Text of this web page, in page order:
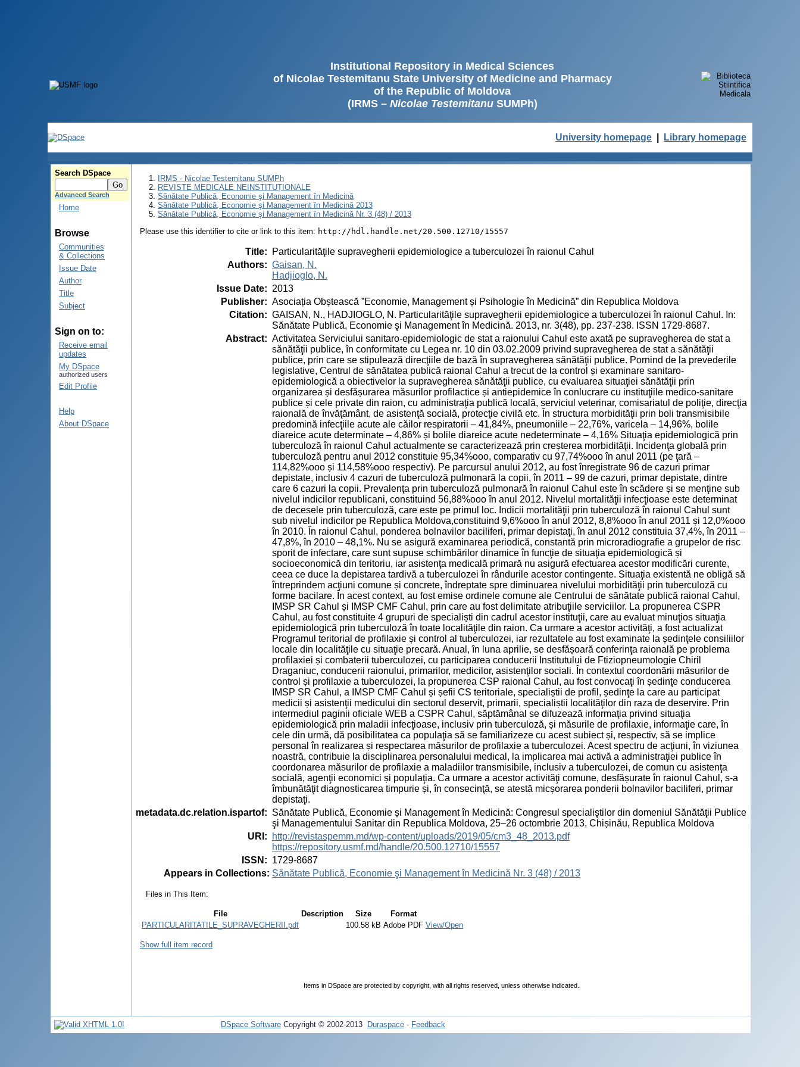
Institutional Repository in Medical Sciences
of Nicolae Testemitanu State University of Medicine and Pharmacy
of the Republic of Moldova
(IRMS – Nicolae TestemitanuSUMPh)
University homepage Library homepage
Search DSpace
Advanced Search
Home
Browse
Communities
& Collections
Issue Date
Author
Title
Subject
Sign on to:
Receive email
updates
My DSpace
authorized users
Edit Profile
Help
About DSpace
IRMS - Nicolae Testemitanu SUMPh
REVISTE MEDICALE NEINSTITUȚIONALE
Sănătate Publică, Economie şi Management în Medicină
Sănătate Publică, Economie şi Management în Medicină 2013
Sănătate Publică, Economie şi Management în Medicină Nr. 3 (48) / 2013
Please use this identifier to cite or link to this item: http://hdl.handle.net/20.500.12710/15557
Title:
Particularităţile supravegherii epidemiologice a tuberculozei în raionul Cahul
Authors: Gaisan, N.
Hadjioglo, N.
Issue Date: 2013
Publisher: Asociația Obștească ”Economie, Management și Psihologie în Medicină” din Republica Moldova
Citation: GAISAN, N., HADJIOGLO, N. Particularităţile supravegherii epidemiologice a tuberculozei în raionul Cahul. In:
Sănătate Publică, Economie şi Management în Medicină. 2013, nr. 3(48), pp. 237-238. ISSN 1729-8687.
Abstract: Activitatea Serviciului sanitaro-epidemiologic de stat a raionului Cahul este axată pe supravegherea de stat a
sănătăţii publice, în conformitate cu Legea nr. 10 din 03.02.2009 privind supravegherea de stat a sănătăţii
publice, prin care se stipulează direcţiile de bază în supravegherea sănătăţii publice. Pornind de la prevederile
legislative, Centrul de sănătatea publică raional Cahul a trecut de la control și examinare sanitaro-
epidemiologică a obiectivelor la supravegherea sănătăţii publice, cu evaluarea situaţiei sănătăţii prin
organizarea și desfășurarea măsurilor profilactice și antiepidemice în conlucrare cu instituţiile medico-sanitare
publice și cele private din raion, cu administraţia publică locală, serviciul veterinar, comisariatul de poliţie, direcţia
raională de învăţământ, de asistenţă socială, protecţie civilă etc. În structura morbidităţii prin boli transmisibile
predomină infecţiile acute ale căilor respiratorii – 41,84%, pneumoniile – 22,76%, varicela – 14,96%, bolile
diareice acute determinate – 4,86% și bolile diareice acute nedeterminate – 4,16% Situaţia epidemiologică prin
tuberculoză în raionul Cahul actualmente se caracterizează prin creșterea morbidităţii. Incidenţa globală prin
tuberculoză pentru anul 2012 constituie 95,34%ooo, comparativ cu 97,74%ooo în anul 2011 (pe ţară –
114,82%ooo și 114,58%ooo respectiv). Pe parcursul anului 2012, au fost înregistrate 96 de cazuri primar
depistate, inclusiv 4 cazuri de tuberculoză pulmonară la copii, în 2011 – 99 de cazuri, primar depistate, dintre
care 6 cazuri la copii. Prevalenţa prin tuberculoză pulmonară în raionul Cahul este în scădere și se menţine sub
nivelul indicilor republicani, constituind 56,88%ooo în anul 2012. Nivelul mortalităţii infecţioase este determinat
de decesele prin tuberculoză, care este pe primul loc. Indicii mortalităţii prin tuberculoză în raionul Cahul sunt
sub nivelul indicilor pe Republica Moldova,constituind 9,6%ooo în anul 2012, 8,8%ooo în anul 2011 și 12,0%ooo
în 2010. În raionul Cahul, ponderea bolnavilor baciliferi, primar depistaţi, în anul 2012 constituia 37,4%, în 2011 –
47,8%, în 2010 – 48,1%. Nu se asigură examinarea periodică, constantă prin microradiografie a grupelor de risc
sporit de infectare, care sunt supuse schimbărilor dinamice în funcţie de situaţia epidemiologică și
socioeconomică din teritoriu, iar asistenţa medicală primară nu asigură efectuarea acestor modificări curente,
ceea ce duce la depistarea tardivă a tuberculozei în rândurile acestor contingente. Situaţia existentă ne obligă să
întreprindem acţiuni comune și concrete, îndreptate spre diminuarea nivelului morbidităţii prin tuberculoză cu
forme bacilare. În acest context, au fost emise ordinele comune ale Centrului de sănătate publică raional Cahul,
IMSP SR Cahul și IMSP CMF Cahul, prin care au fost delimitate atribuţiile serviciilor. La propunerea CSPR
Cahul, au fost constituite 4 grupuri de specialiști din cadrul acestor instituţii, care au evaluat minuţios situaţia
epidemiologică prin tuberculoză în toate localităţile din raion. Ca urmare a acestor activităţi, a fost actualizat
Programul teritorial de profilaxie și control al tuberculozei, iar rezultatele au fost examinate la ședinţele consiliilor
locale din localităţile cu situaţie precară. Anual, în luna aprilie, se desfășoară conferinţa raională pe problema
profilaxiei și combaterii tuberculozei, cu participarea conducerii Institutului de Ftiziopneumologie Chiril
Draganiuc, conducerii raionului, primarilor, medicilor, asistenţilor sociali. În contextul coordonării măsurilor de
control și profilaxie a tuberculozei, la propunerea CSP raional Cahul, au fost convocaţi în ședinţe conducerea
IMSP SR Cahul, a IMSP CMF Cahul și șefii CS teritoriale, specialiștii de profil, ședinţe la care au participat
medicii și asistenţii medicului din sectorul deservit, primarii, specialiștii localităţilor din raza de deservire. Prin
intermediul paginii oficiale WEB a CSPR Cahul, săptămânal se difuzează informaţia privind situaţia
epidemiologică prin maladii infecţioase, inclusiv prin tuberculoză, și măsurile de profilaxie, informaţie care, în
cele din urmă, dă posibilitatea ca populaţia să se familiarizeze cu acest subiect și, respectiv, să se implice
personal în realizarea și respectarea măsurilor de profilaxie a tuberculozei. Acest spectru de acţiuni, în viziunea
noastră, contribuie la disciplinarea personalului medical, la implicarea mai activă a administraţiei publice în
coordonarea măsurilor de profilaxie a maladiilor transmisibile, inclusiv a tuberculozei, de comun cu asistenţa
socială, agenţii economici și populaţia. Ca urmare a acestor activităţi comune, desfășurate în raionul Cahul, s-a
îmbunătăţit diagnosticarea timpurie și, în consecinţă, se atestă micșorarea ponderii bolnavilor baciliferi, primar
depistaţi.
metadata.dc.relation.ispartof: Sănătate Publică, Economie și Management în Medicină: Congresul specialiştilor din domeniul Sănătăţii Publice
şi Managementului Sanitar din Republica Moldova, 25–26 octombrie 2013, Chișinău, Republica Moldova
URI :
http://revistaspemm.md/wp-content/uploads/2019/05/cm3_48_2013.pdf
https://repository.usmf.md/handle/20.500.12710/15557
ISSN : 1729-8687
Appears in Collections: Sănătate Publică, Economie şi Management în Medicină Nr. 3 (48) / 2013
Files in This Item:
File Description Size
Format
PARTICULARITATILE_SUPRAVEGHERII.pdf
100.58 kB Adobe PDF View/Open
Show full item record
Items in DSpace are protected by copyright, with all rights reserved, unless otherwise indicated.
DSpace Software Copyright © 2002-2013 Duraspace - Feedback